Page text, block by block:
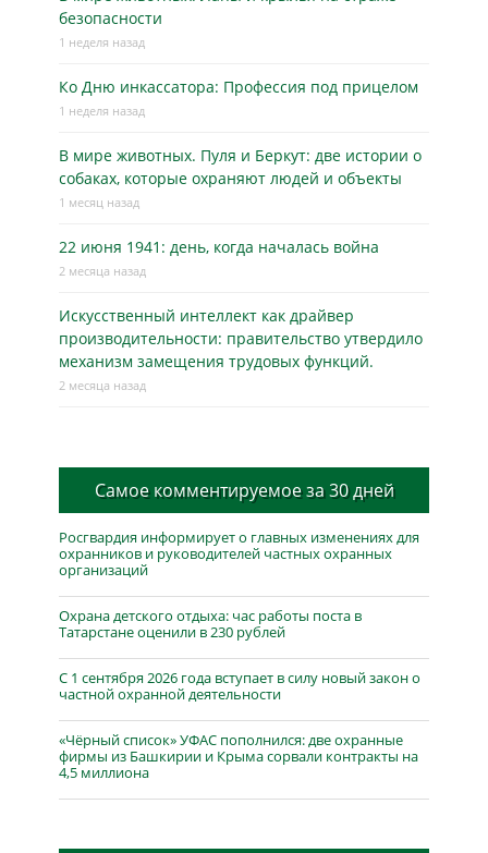
безопасности
1 неделя назад
Ко Дню инкассатора: Профессия под прицелом
1 неделя назад
В мире животных. Пуля и Беркут: две истории о
собаках, которые охраняют людей и объекты
1 месяц назад
22 июня 1941: день, когда началась война
2 месяца назад
Искусственный интеллект как драйвер
производительности: правительство утвердило
механизм замещения трудовых функций.
2 месяца назад
Самое комментируемое за 30 дней
Росгвардия информирует о главных изменениях для
охранников и руководителей частных охранных
организаций
Охрана детского отдыха: час работы поста в
Татарстане оценили в 230 рублей
С 1 сентября 2026 года вступает в силу новый закон о
частной охранной деятельности
«Чёрный список» УФАС пополнился: две охранные
фирмы из Башкирии и Крыма сорвали контракты на
4,5 миллиона